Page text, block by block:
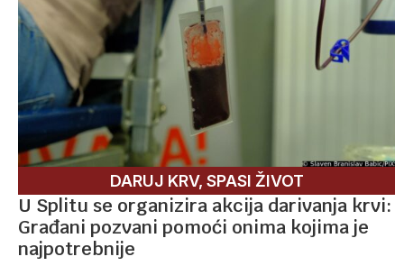
DARUJ KRV, SPASI ŽIVOT
U Splitu se organizira akcija darivanja krvi:
Građani pozvani pomoći onima kojima je
najpotrebnije